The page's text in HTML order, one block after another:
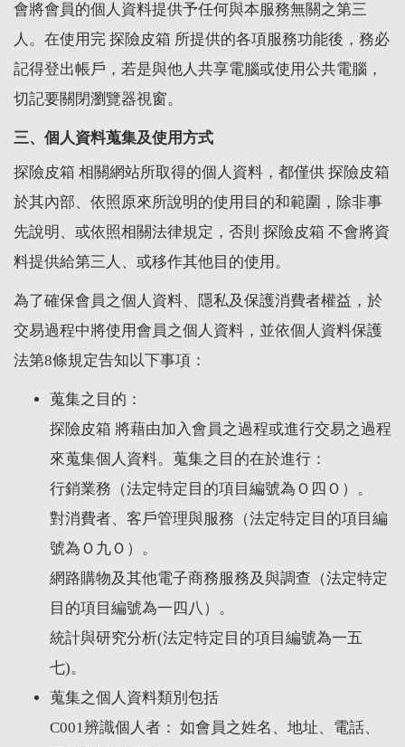
會將會員的個人資料提供予任何與本服務無關之第三
人。在使用完 探險皮箱 所提供的各項服務功能後，務必
記得登出帳戶，若是與他人共享電腦或使用公共電腦，
切記要關閉瀏覽器視窗。
三、個人資料蒐集及使用方式
探險皮箱 相關網站所取得的個人資料，都僅供 探險皮箱
於其內部、依照原來所說明的使用目的和範圍，除非事
先說明、或依照相關法律規定，否則 探險皮箱 不會將資
料提供給第三人、或移作其他目的使用。
為了確保會員之個人資料、隱私及保護消費者權益，於
交易過程中將使用會員之個人資料，並依個人資料保護
法第8條規定告知以下事項：
蒐集之目的：
探險皮箱 將藉由加入會員之過程或進行交易之過程
來蒐集個人資料。蒐集之目的在於進行：
行銷業務（法定特定目的項目編號為Ｏ四Ｏ）。
對消費者、客戶管理與服務（法定特定目的項目編
號為Ｏ九Ｏ）。
網路購物及其他電子商務服務及與調查（法定特定
目的項目編號為一四八）。
統計與研究分析(法定特定目的項目編號為一五
七)。
蒐集之個人資料類別包括
C001辨識個人者： 如會員之姓名、地址、電話、